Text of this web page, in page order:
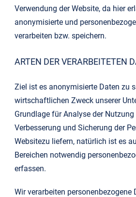
Verwendung der Website, da hier
anonymisierte und
verarbeiten bzw. speichern.
ARTEN DER VERARBEITETEN
Ziel ist es anonymisierte Daten zu
wirtschaftlichen Zweck unserer
Grundlage für Analyse der
Verbesserung und Sicherung der
Websitezu liefern, natürlich ist es
Bereichen notwendig
erfassen.
Wir verarbeiten personenbezogene